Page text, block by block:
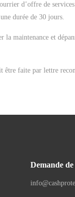
d’offre de
durée de 30 jours.
maintenance et
faite par lettre
Demande